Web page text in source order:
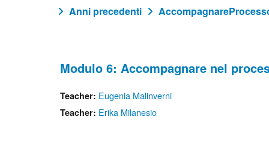
Anni precedenti
Modulo 6: Accompagnare nel
Teacher: Eugenia Malinverni
Teacher: Erika Milanesio